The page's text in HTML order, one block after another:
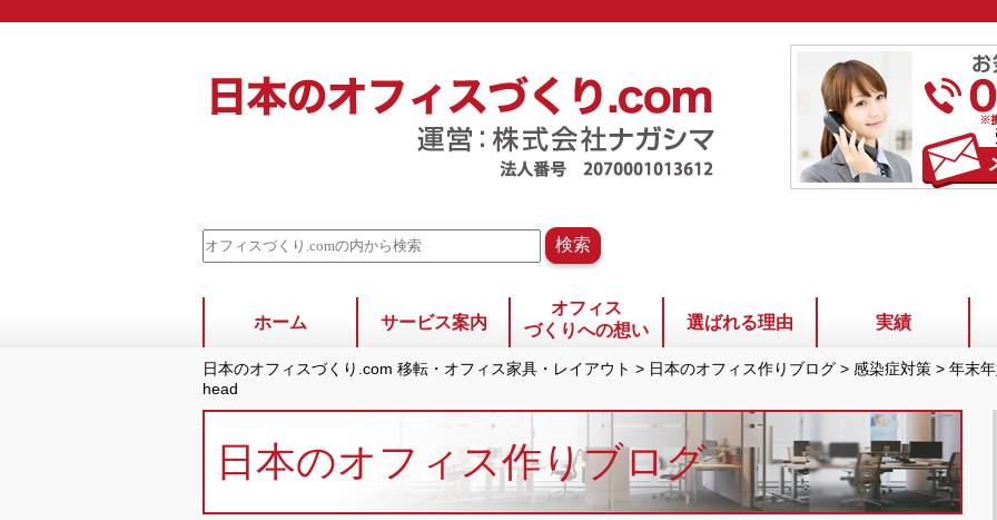
ホーム サービス案内
オフィス
づくりへの想い
選ばれる理由 実績
日本のオフィスづくり.com 移転・オフィス家具・レイアウト > 日本のオフィス作りブログ > 感染症対策 > 年末
head
日本のオフィス作りブログ